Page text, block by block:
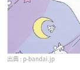
p-bandai.jp